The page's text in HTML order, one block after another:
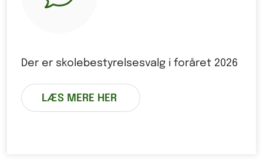
Der er skolebestyrelsesvalg i foråret 2026
LÆS MERE HER